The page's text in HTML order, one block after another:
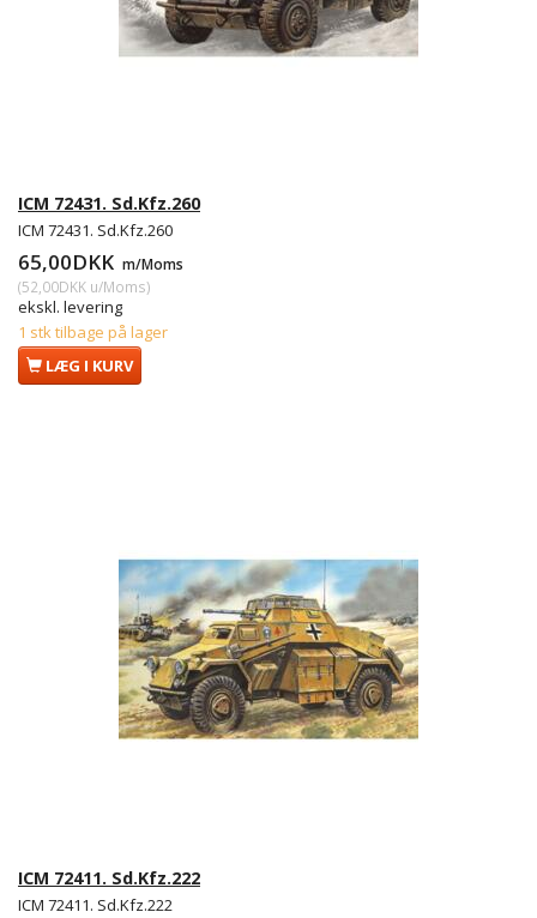
ICM 72431. Sd.Kfz.260
ICM 72431. Sd.Kfz.260
65,00DKK m/Moms
(52,00DKK u/Moms)
ekskl. levering
1 stk tilbage på lager
LÆG I KURV
ICM 72411. Sd.Kfz.222
ICM 72411. Sd.Kfz.222